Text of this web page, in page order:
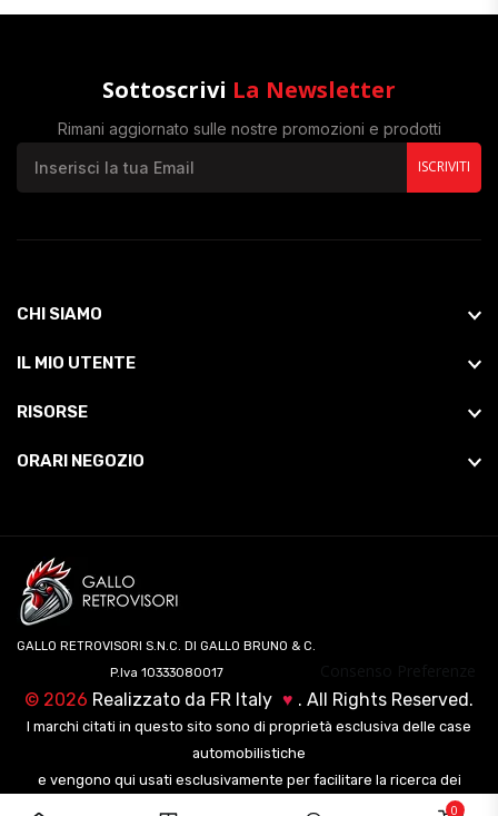
0
Sottoscrivi La Newsletter
Rimani aggiornato sulle nostre promozioni e prodotti
ISCRIVITI
CHI SIAMO
IL MIO UTENTE
RISORSE
ORARI NEGOZIO
GALLO RETROVISORI S.N.C. DI GALLO BRUNO & C.
P.Iva 10333080017
© 2026 Realizzato da FR Italy ♥ . All Rights Reserved.
I marchi citati in questo sito sono di proprietà esclusiva delle case
automobilistiche
e vengono qui usati esclusivamente per facilitare la ricerca dei